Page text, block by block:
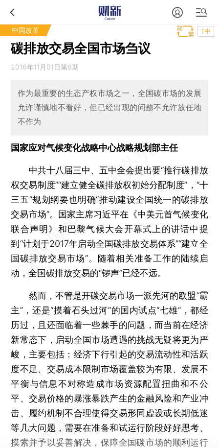
中国改革 T中
碳排放交易全国市场刍议
2016年11月01日第6期
作为最重要的生态产权市场之一，全国碳市场的发展
允许谨慎地不看好，但已经出现的问题不允许放任地
不作为
国家应对气候变化战略中心战略规划部主任
中共十八届三中、五中全会提出要“推行碳排放
权交易制度”“建立健全碳排放权初始分配制度”，“十
三五”规划纲要也明确“推动建设全国统一的碳排放
交易市场”。国家主席习近平在《中美元首气候变化
联合声明》和巴黎气候大会开幕式上的讲话中提
到“计划于2017年启动全国碳排放交易体系”“建立全
国碳排放交易市场”。随着相关准备工作的陆续启
动，全国碳排放交易的“锣声”已经不远。
然而，不管是开碳交易市场一派先河的欧盟“霸
主”，还是“摸着石头过河”的国内试点“七雄”，都经
历过，且还面临着一些棘手的问题，而当前在经济
新常态下，启动全国市场遭遇的挑战无疑将更为严
峻，主要包括：经济下行引起的交易流动性和活跃
度不足、交易成本限制市场覆盖较为有限、发展不
平衡与信息不对称造成市场资源配置扭曲和不公
平、交易价格的暴涨暴跌产生的金融风险和产业冲
击、履约机制不合理使得交易形同虚设或长期低迷
等几大问题，需要在准备和试运行阶段好好思考、
摸索并予以妥善解决，保障全国碳市场的顺利运行